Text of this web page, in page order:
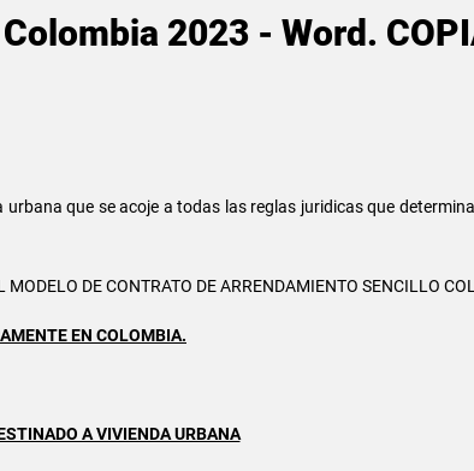
2023 - Word.
que se acoje a todas las reglas juridicas que
DE CONTRATO DE ARRENDAMIENTO SENCILLO
EN COLOMBIA.
A VIVIENDA URBANA